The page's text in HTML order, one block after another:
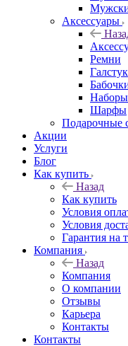
Аксессуары
Ремни
Шарфы
Подарочные
Акции
Услуги
Блог
Как купить
Назад
Как купить
Условия
Условия
Гарантия на
Компания
Назад
Компания
О компании
Отзывы
Карьера
Контакты
Контакты